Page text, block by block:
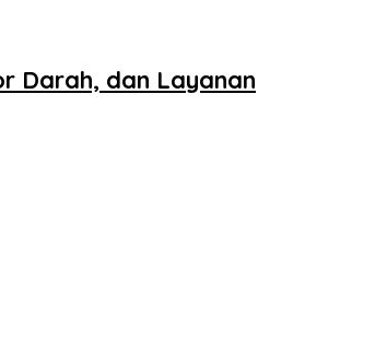
Darah, dan Layanan